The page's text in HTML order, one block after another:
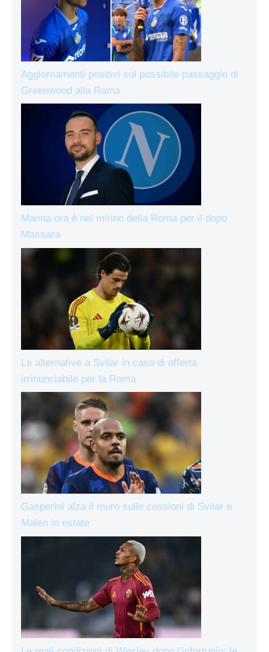
Aggiornamenti positivi sul possibile passaggio di
Greenwood alla Roma
Manna ora è nel mirino della Roma per il dopo
Massara
Le alternative a Svilar in caso di offerta
irrinunciabile per la Roma
Gasperini alza il muro sulle cessioni di Svilar e
Malen in estate